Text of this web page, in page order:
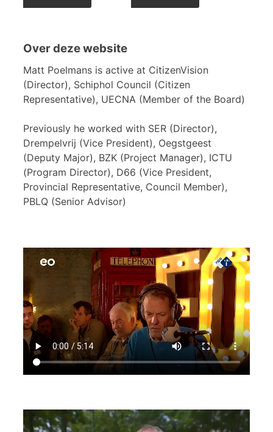
Over deze website
Matt Poelmans is active at CitizenVision
(Director), Schiphol Council (Citizen
Representative), UECNA (Member of the Board)
Previously he worked with SER (Director),
Drempelvrij (Vice President), Oegstgeest
(Deputy Major), BZK (Project Manager), ICTU
(Program Director), D66 (Vice President,
Provincial Representative, Council Member),
PBLQ (Senior Advisor)